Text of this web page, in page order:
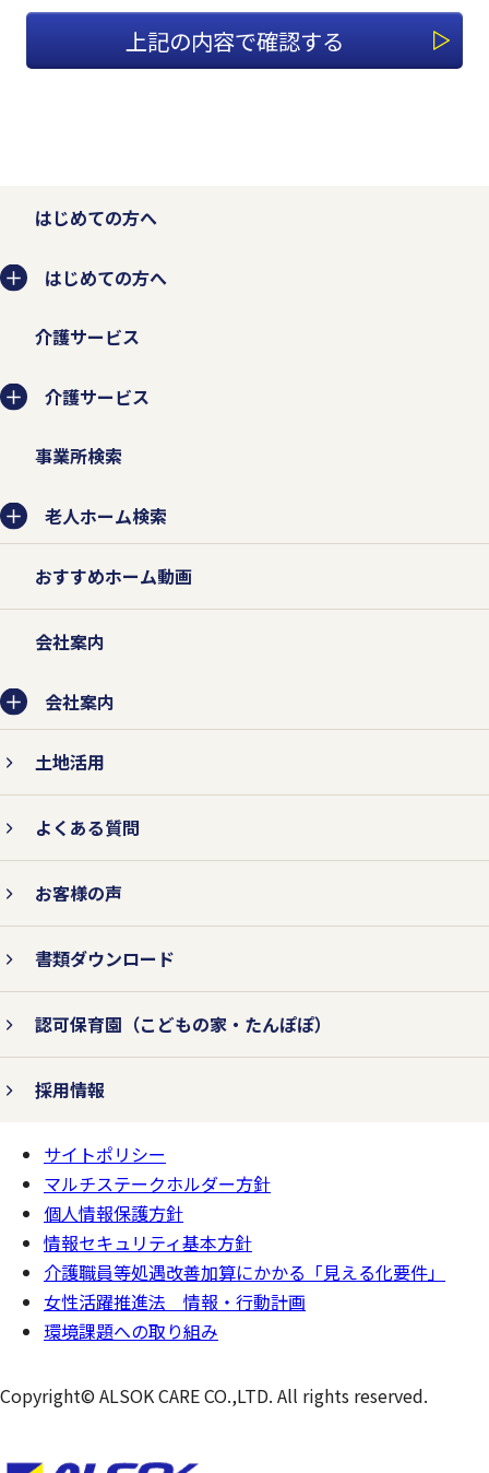
1.適切な個人情報の収集、利用、
提供、預託を行います。
なるとともに事業者としての信頼を失いま
供、預託などの管理ルールを明文化し、個
人情報の適切な管理を行います。
お客様から個人情報を収集させていただく
などを示した上で、必要な範囲の個人情報
を収集させていただきます。
法的な要請などによらない限り、お客様の
事前承認なく第三者に開示・提供すること
はありません。また、お客様の個人情報を
どによって業務委託先に個人情報保護を義
務付けるとともに、業務委託先が適切に個
人情報を取り扱うように管理いたします。
2.個人情報の紛失、破壊、改ざ
ん、および漏えいなどを防止する
対策を行います。
個人情報の紛失、破壊、改ざん、および漏
えいなどを防止するため、不正アクセス対
対策を行います。
3.法令およびその他の規範を遵守
します。
護法をはじめとする個人情報に関する法令
はじめての方へ
はじめての方へ
介護サービス
介護サービス
事業所検索
老人ホーム検索
おすすめホーム動画
会社案内
会社案内
土地活用
よくある質問
お客様の声
書類ダウンロード
認可保育園 （こどもの家・たんぽぽ）
採用情報
ページの
一番上へ
サイトポリシー
マルチステークホルダー方針
個人情報保護方針
情報セキュリティ基本方針
介護職員等処遇改善加算にかかる「見える化要件」
女性活躍推進法 情報・行動計画
環境課題への取り組み
Copyright© ALSOK CARE CO.,LTD. All rights reserved.